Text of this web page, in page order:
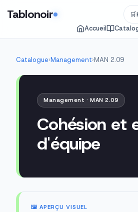
Tablonoir
Accueil
🛒
Catalogue›Management›MAN 2.09
Management · MAN 2.09
Cohésion et
d'équipe
🖼️ APERÇU VISUEL